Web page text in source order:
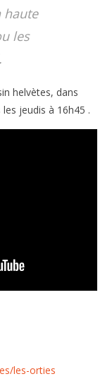
haute
les
helvètes, dans
jeudis à 16h45 .
les-orties